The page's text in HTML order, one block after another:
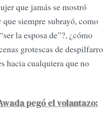
que jamás se mostró
siempre subrayó, como
la esposa de”?, ¿cómo
grotescas de despilfarro
hacia cualquiera que no
pegó el volantazo: